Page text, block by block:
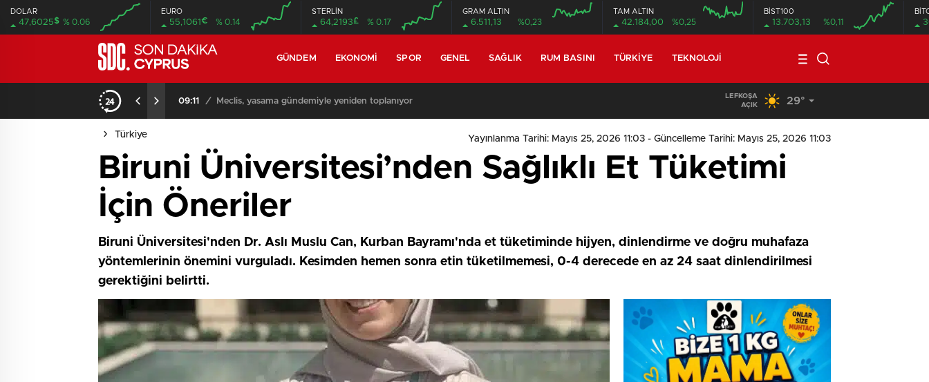
DOLAR
47,6025$ % 0.06
EURO
55,1061€ % 0.14
STERLİN
64,2193£ % 0.17
GRAM ALTIN
6.511,13 %0,23
TAM ALTIN
42.184,00 %0,25
BİST100
13.703,13 %0,11
GÜNDEM EKONOMI SPOR GENEL SAĞLIK RUM BASINI TÜRKIYE TEKNOLOJI
09:11 / Meclis, yasama gündemiyle yeniden toplanıyor Seyir Halindeki Araç Alev Aldı, Korku Dolu Anlar
LEFKOŞA
AÇIK
29°
Türkiye Yayınlanma Tarihi: Mayıs 25, 2026 11:03 - Güncelleme Tarihi: Mayıs 25, 2026 11:03
Biruni Üniversitesi’nden Sağlıklı Et Tüketimi
İçin Öneriler
Biruni Üniversitesi'nden Dr. Aslı Muslu Can, Kurban Bayramı'nda et tüketiminde hijyen, dinlendirme ve doğru muhafaza
yöntemlerinin önemini vurguladı. Kesimden hemen sonra etin tüketilmemesi, 0-4 derecede en az 24 saat dinlendirilmesi
gerektiğini belirtti.